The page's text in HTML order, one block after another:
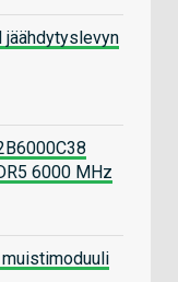
jäähdytyslevyn
6000 MHz
muistimoduuli